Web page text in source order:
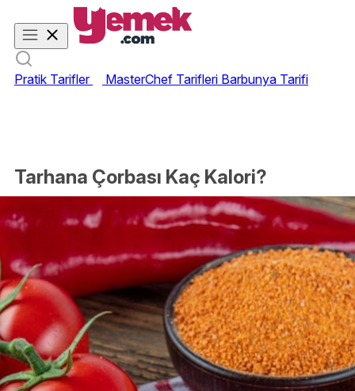
Pratik Tarifler MasterChef Tarifleri Barbunya Tarifi
Tarhana Çorbası Kaç Kalori?